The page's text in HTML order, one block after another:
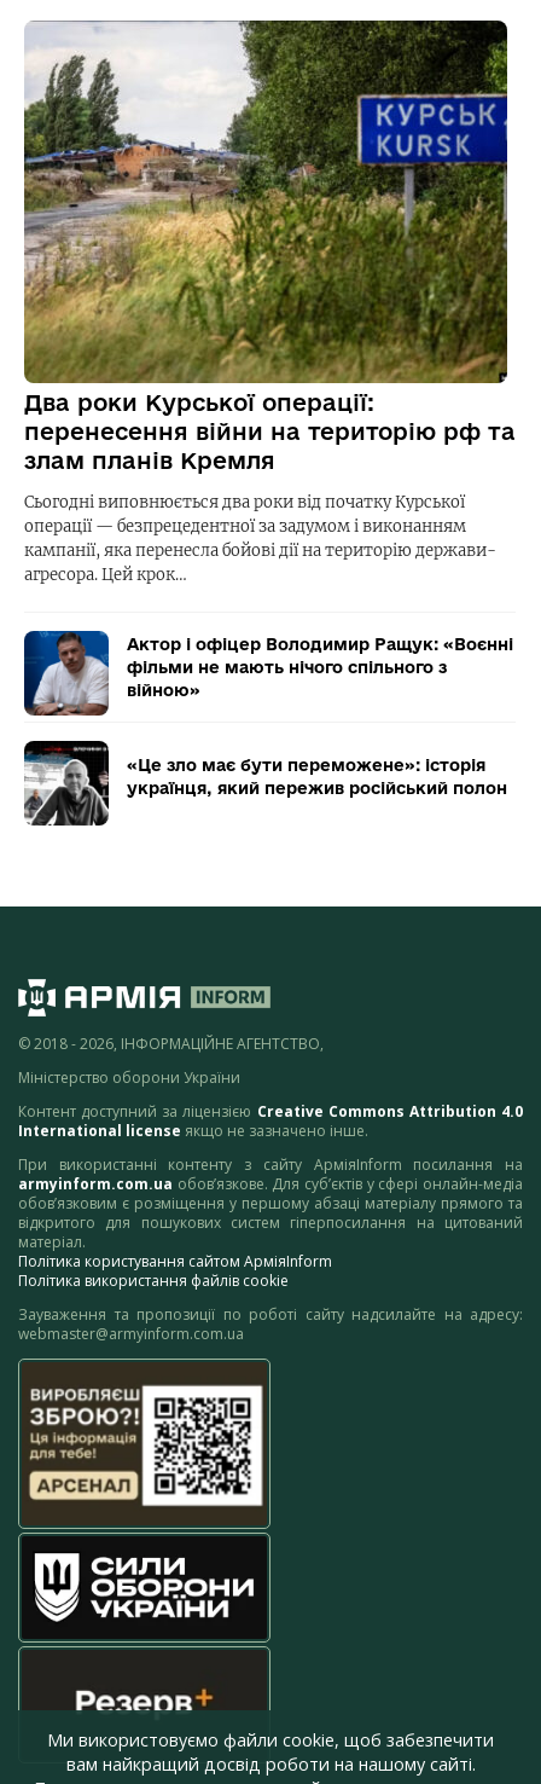
Два роки Курської операції:
перенесення війни на територію рф та
злам планів Кремля
Сьогодні виповнюється два роки від початку Курської
операції — безпрецедентної за задумом і виконанням
кампанії, яка перенесла бойові дії на територію держави-
агресора. Цей крок…
Актор і офіцер Володимир Ращук: «Воєнні
фільми не мають нічого спільного з
війною»
«Це зло має бути переможене»: історія
українця, який пережив російський полон
© 2018 - 2026, ІНФОРМАЦІЙНЕ АГЕНТСТВО,
Міністерство оборони України
Контент доступний за ліцензією Creative Commons Attribution 4.0
International license якщо не зазначено інше.
При використанні контенту з сайту АрміяInform посилання на
armyinform.com.ua обов’язкове. Для суб’єктів у сфері онлайн-медіа
обов’язковим є розміщення у першому абзаці матеріалу прямого та
відкритого для пошукових систем гіперпосилання на цитований
матеріал.
Політика користування сайтом АрміяInform
Політика використання файлів cookie
Зауваження та пропозиції по роботі сайту надсилайте на адресу:
webmaster@armyinform.com.ua
Ми використовуємо файли cookie, щоб забезпечити
вам найкращий досвід роботи на нашому сайті.